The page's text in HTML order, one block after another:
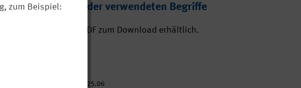
und Erläuterung der verwendeten Begriffe
Ausschließlich als PDF zum Download erhältlich.
2025.06
zum Beispiel: